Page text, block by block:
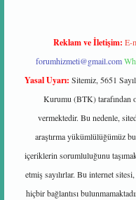
Reklam ve İletişim: E-
forumhizmeti@gmail.com
Yasal Uyarı: Sitemiz, 5651
Kurumu (BTK) tarafından
vermektedir. Bu nedenle,
araştırma yükümlülüğümüz
içeriklerin sorumluluğunu
etmiş sayılırlar. Bu internet
hiçbir bağlantısı